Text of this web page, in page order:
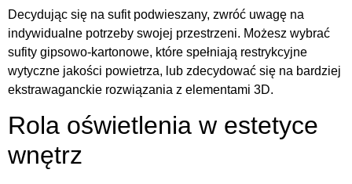
Decydując się na sufit podwieszany, zwróć uwagę na
indywidualne potrzeby swojej przestrzeni. Możesz wybrać
sufity gipsowo-kartonowe, które spełniają restrykcyjne
wytyczne jakości powietrza, lub zdecydować się na bardziej
ekstrawaganckie rozwiązania z elementami 3D.
Rola oświetlenia w estetyce
wnętrz